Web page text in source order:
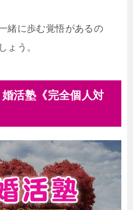
緒に歩む覚悟があるの
ょう。
活塾《完全個人対